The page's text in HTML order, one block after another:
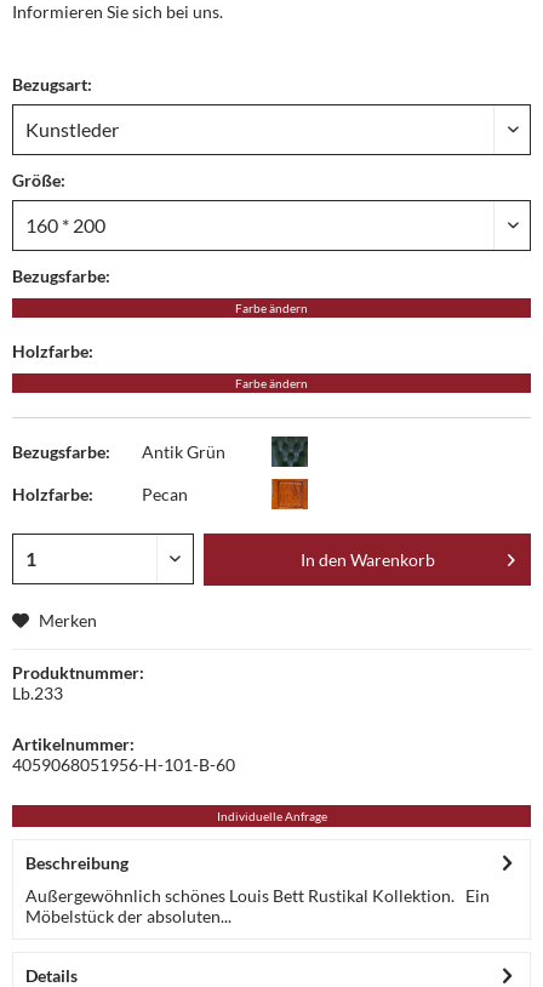
Informieren Sie sich bei uns.
Bezugsart:
Größe:
Bezugsfarbe:
Farbe ändern
Holzfarbe:
Farbe ändern
Bezugsfarbe: Antik Grün
Holzfarbe: Pecan
In den Warenkorb
Merken
Produktnummer:
Lb.233
Artikelnummer:
4059068051956-H-101-B-60
Individuelle Anfrage
Beschreibung
Außergewöhnlich schönes Louis Bett Rustikal Kollektion. Ein
Möbelstück der absoluten...
Details